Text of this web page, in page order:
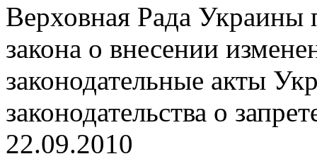
Верховная Рада Украины
закона о внесении
законодательные акты
законодательства о
22.09.2010